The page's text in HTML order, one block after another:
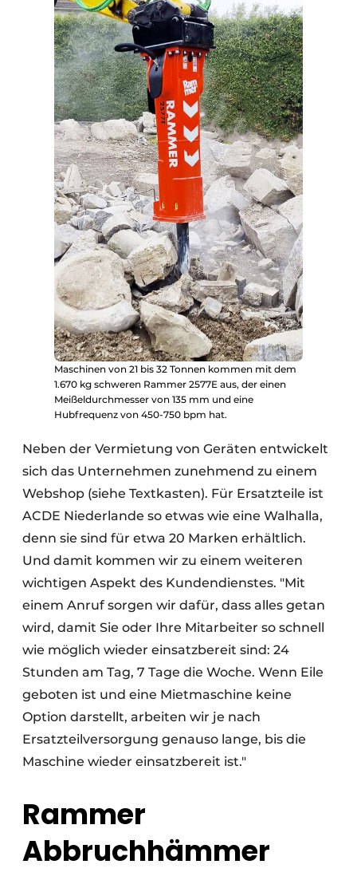
Maschinen von 21 bis 32 Tonnen kommen mit dem
1.670 kg schweren Rammer 2577E aus, der einen
Meißeldurchmesser von 135 mm und eine
Hubfrequenz von 450-750 bpm hat.
Neben der Vermietung von Geräten entwickelt
sich das Unternehmen zunehmend zu einem
Webshop (siehe Textkasten). Für Ersatzteile ist
ACDE Niederlande so etwas wie eine Walhalla,
denn sie sind für etwa 20 Marken erhältlich.
Und damit kommen wir zu einem weiteren
wichtigen Aspekt des Kundendienstes. "Mit
einem Anruf sorgen wir dafür, dass alles getan
wird, damit Sie oder Ihre Mitarbeiter so schnell
wie möglich wieder einsatzbereit sind: 24
Stunden am Tag, 7 Tage die Woche. Wenn Eile
geboten ist und eine Mietmaschine keine
Option darstellt, arbeiten wir je nach
Ersatzteilversorgung genauso lange, bis die
Maschine wieder einsatzbereit ist."
Rammer
Abbruchhämmer